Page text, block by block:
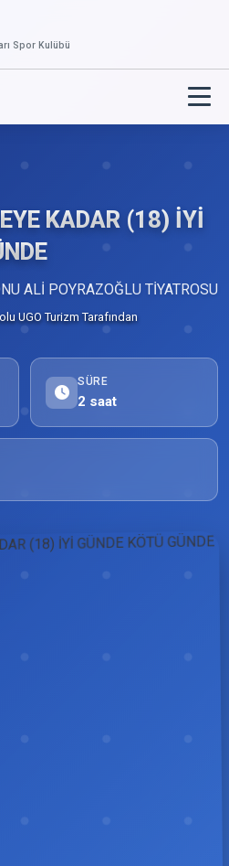
Spor Kulübü
KADAR (18) İYİ
ALİ POYRAZOĞLU TİYATROSU
UGO Turizm Tarafından
SÜRE
2 saat